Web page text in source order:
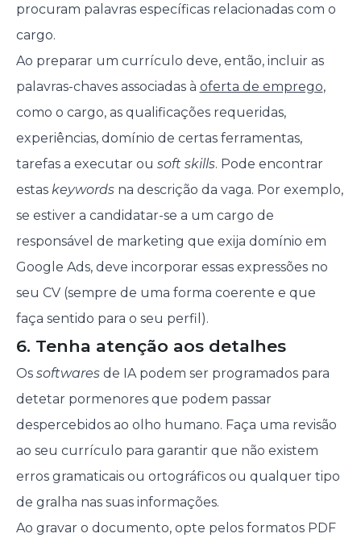
procuram palavras específicas relacionadas com o
cargo.
Ao preparar um currículo deve, então, incluir as
palavras-chaves associadas à oferta de emprego,
como o cargo, as qualificações requeridas,
experiências, domínio de certas ferramentas,
tarefas a executar ou soft skills. Pode encontrar
estas keywordsna descrição da vaga. Por exemplo,
se estiver a candidatar-se a um cargo de
responsável de marketing que exija domínio em
Google Ads, deve incorporar essas expressões no
seu CV (sempre de uma forma coerente e que
faça sentido para o seu perfil).
6. Tenha atenção aos detalhes
Os softwaresde IA podem ser programados para
detetar pormenores que podem passar
despercebidos ao olho humano. Faça uma revisão
ao seu currículo para garantir que não existem
erros gramaticais ou ortográficos ou qualquer tipo
de gralha nas suas informações.
Ao gravar o documento, opte pelos formatos PDF